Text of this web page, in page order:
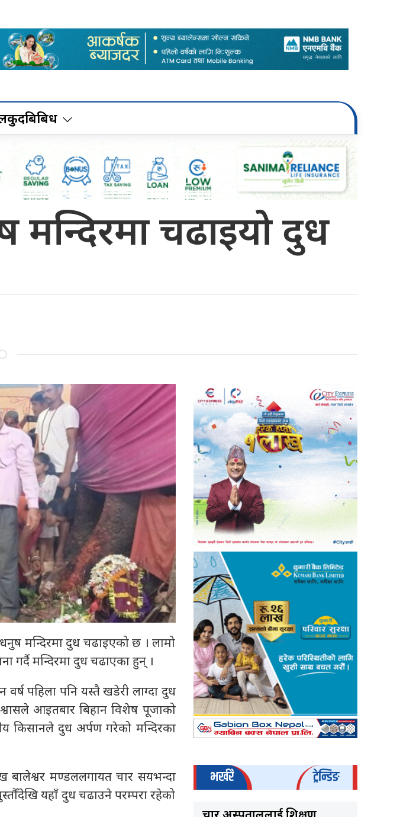
बिबिध
मन्दिरमा चढाइयो दुध
मन्दिरमा दुध चढाइएको छ । लामो
गर्दै मन्दिरमा दुध चढाएका हुन् ।
वर्ष पहिला पनि यस्तै खडेरी लाग्दा दुध
आइतबार बिहान विशेष पूजाको
किसानले दुध अर्पण गरेको मन्दिरका
बालेश्वर मण्डललगायत चार सयभन्दा
यहाँ दुध चढाउने परम्परा रहेको
भर्खरै ट्रेन्डिङ